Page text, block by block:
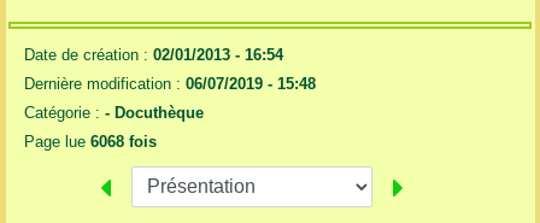
Date de création : 02/01/2013 - 16:54
Dernière modification : 06/07/2019 - 15:48
Catégorie : - Docuthèque
Page lue 6068 fois